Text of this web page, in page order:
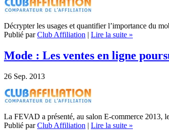
Décrypter les usages et quantifier l’importance du
Publié parClub Affiliation | Lire la suite »
Mode : Les ventes en ligne
26 Sep. 2013
La FEVAD a présenté, au salon E-commerce 2013,
Publié parClub Affiliation | Lire la suite »